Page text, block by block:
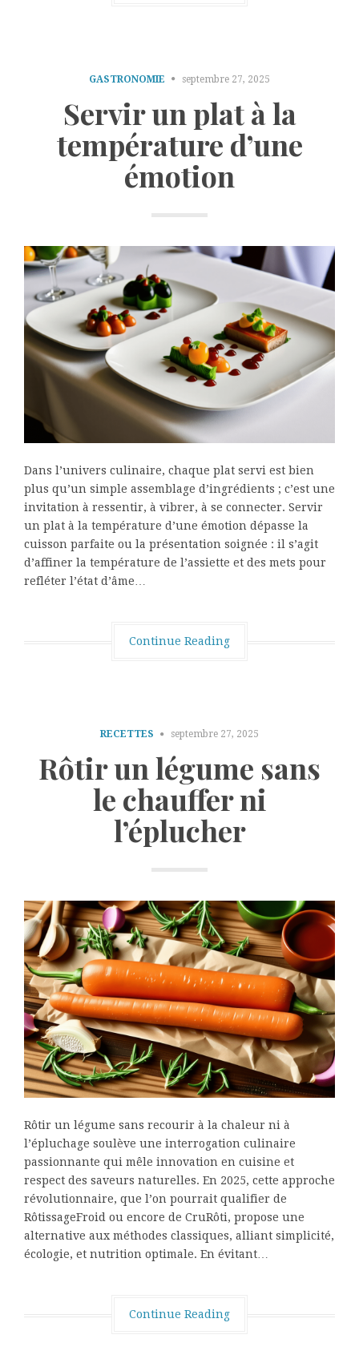
GASTRONOMIE septembre 27, 2025
Servir un plat à la
température d’une
émotion
Dans l’univers culinaire, chaque plat servi est bien
plus qu’un simple assemblage d’ingrédients ; c’est une
invitation à ressentir, à vibrer, à se connecter. Servir
un plat à la température d’une émotion dépasse la
cuisson parfaite ou la présentation soignée : il s’agit
d’affiner la température de l’assiette et des mets pour
refléter l’état d’âme…
Continue Reading
RECETTES septembre 27, 2025
Rôtir un légume sans
le chauffer ni
l’éplucher
Rôtir un légume sans recourir à la chaleur ni à
l’épluchage soulève une interrogation culinaire
passionnante qui mêle innovation en cuisine et
respect des saveurs naturelles. En 2025, cette approche
révolutionnaire, que l’on pourrait qualifier de
RôtissageFroid ou encore de CruRôti, propose une
alternative aux méthodes classiques, alliant simplicité,
écologie, et nutrition optimale. En évitant…
Continue Reading